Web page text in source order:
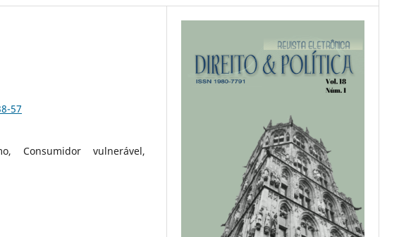
57
Consumidor vulnerável,